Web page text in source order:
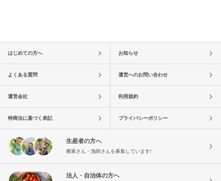
はじめての方へ お知らせ
よくある質問 運営へのお問い合わせ
運営会社 利用規約
特商法に基づく表記 プライバシーポリシー
生産者の方へ
農家さん・漁師さんを募集しています!
法人・自治体の方へ